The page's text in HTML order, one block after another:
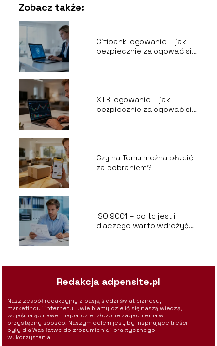
Zobacz także:
Citibank logowanie – jak
bezpiecznie zalogować się
XTB logowanie – jak
bezpiecznie zalogować się
Czy na Temu można płacić
za pobraniem?
ISO 9001 – co to jest i
dlaczego warto wdrożyć
Redakcja adpensite.pl
Nasz zespół redakcyjny z pasją śledzi świat biznesu,
marketingu i internetu. Uwielbiamy dzielić się naszą wiedzą,
wyjaśniając nawet najbardziej złożone zagadnienia w
przystępny sposób. Naszym celem jest, by inspirujące treści
były dla Was łatwe do zrozumienia i praktycznego
wykorzystania.